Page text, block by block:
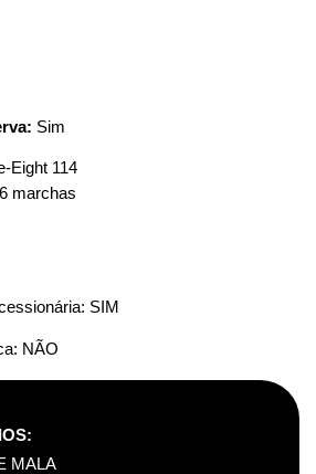
Sim
Eight 114
marchas
SIM
NÃO
MALA